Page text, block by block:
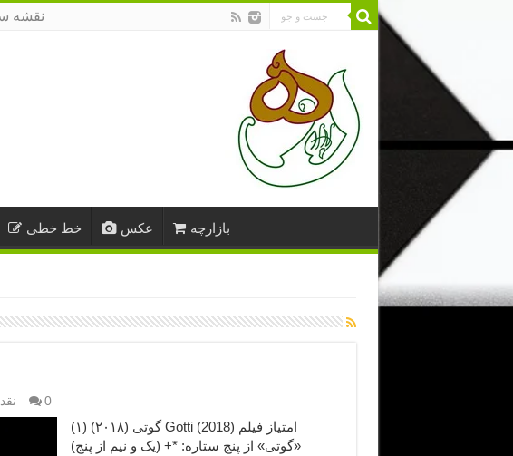
نقشه
خط خطی عکس بازارچه
0
گوتی (۲۰۱۸) (۱) Gotti (2018) امتیاز فیلم
«گوتی» از پنج ستاره: *+ (یک و نیم از پنج)